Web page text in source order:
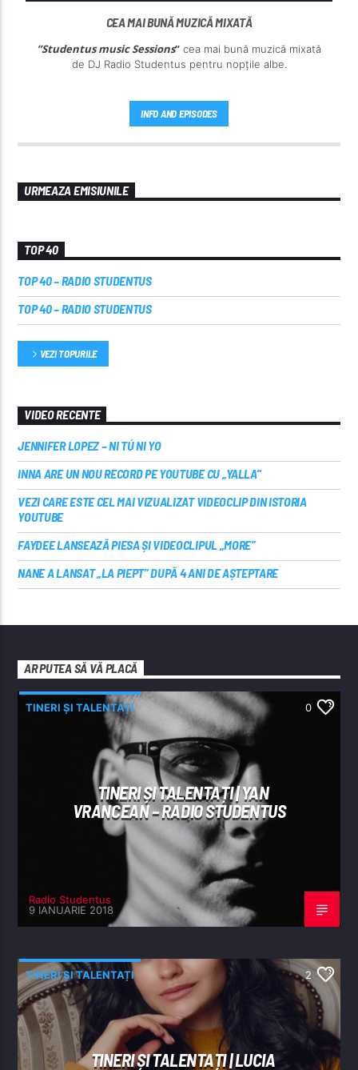
CEA MAI BUNĂ MUZICĂ MIXATĂ
”Studentus music Sessions” cea mai bună muzică mixată
de DJ Radio Studentus pentru nopțile albe.
INFO AND EPISODES
URMEAZA EMISIUNILE
TOP 40
TOP 40 – RADIO STUDENTUS
TOP 40 – RADIO STUDENTUS
VEZI TOPURILE
VIDEO RECENTE
JENNIFER LOPEZ – NI TÚ NI YO
INNA ARE UN NOU RECORD PE YOUTUBE CU „YALLA”
VEZI CARE ESTE CEL MAI VIZUALIZAT VIDEOCLIP DIN ISTORIA
YOUTUBE
FAYDEE LANSEAZĂ PIESA ȘI VIDEOCLIPUL „MORE”
NANE A LANSAT „LA PIEPT” DUPĂ 4 ANI DE AȘTEPTARE
AR PUTEA SĂ VĂ PLACĂ
TINERI ȘI TALENTAȚI 0
TINERI ȘI TALENTAȚI | YAN
VRANCEAN – RADIO STUDENTUS
Radio Studentus
9 IANUARIE 2018
TINERI ȘI TALENTAȚI 2
TINERI ȘI TALENTAȚI | LUCIA